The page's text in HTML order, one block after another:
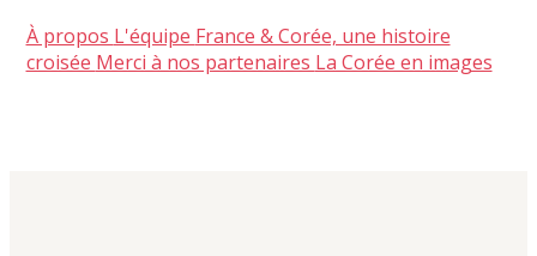
À propos L'équipe France & Corée, une histoire
croisée Merci à nos partenaires La Corée en images